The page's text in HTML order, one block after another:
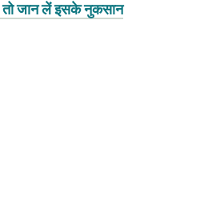
जान लें इसके नुकसान